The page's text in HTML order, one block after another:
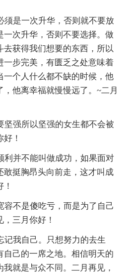
须是一次升华，否则就不要放
一次升华，否则不要选择。做
去获得我们想要的东西，所以
一步完美，有匮乏之处意味着
一个人什么都不缺的时候，他
他离幸福就慢慢远了。~二月
坚强所以坚强的女生都不会被
！
利并不能叫做成功，如果面对
敢挺胸昂头向前走，这才叫成
容不是傻吃亏，而是为了自己
三月你好！
记我自己。只想努力的去生
自己的一席之地。相信明天的
就是与众不同。二月再见，